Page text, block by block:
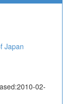
Japan
02-